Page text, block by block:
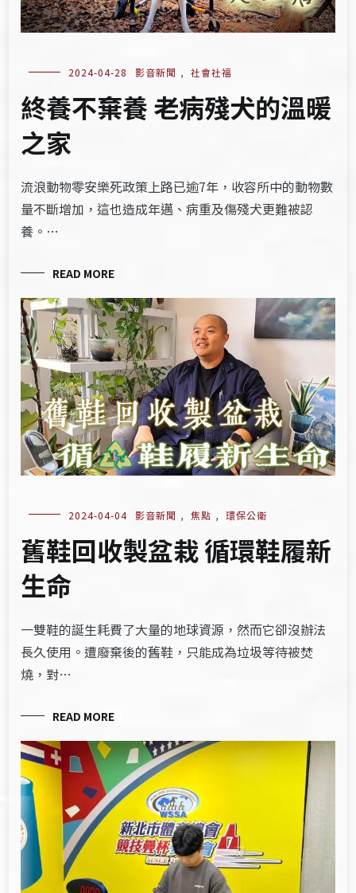
2024-04-28 影音新聞 , 社會社福
終養不棄養 老病殘犬的溫暖
之家
流浪動物零安樂死政策上路已逾7年，收容所中的動物數
量不斷增加，這也造成年邁、病重及傷殘犬更難被認
養。…
READ MORE
2024-04-04 影音新聞 , 焦點 , 環保公衛
舊鞋回收製盆栽 循環鞋履新
生命
一雙鞋的誕生耗費了大量的地球資源，然而它卻沒辦法
長久使用。遭廢棄後的舊鞋，只能成為垃圾等待被焚
燒，對…
READ MORE